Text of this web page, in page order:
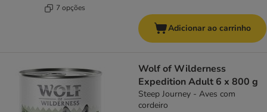
7 opções
Adicionar ao carrinho
Wolf of Wilderness
Expedition Adult 6 x 800 g
Steep Journey - Aves com
cordeiro